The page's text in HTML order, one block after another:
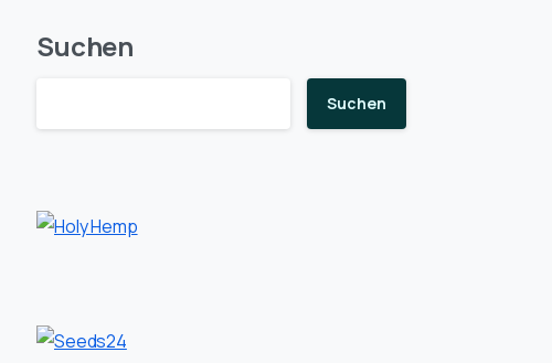
Suchen
Suchen